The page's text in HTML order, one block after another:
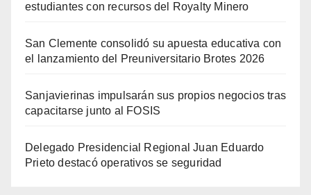
estudiantes con recursos del Royalty Minero
San Clemente consolidó su apuesta educativa con
el lanzamiento del Preuniversitario Brotes 2026
Sanjavierinas impulsarán sus propios negocios tras
capacitarse junto al FOSIS
Delegado Presidencial Regional Juan Eduardo
Prieto destacó operativos se seguridad